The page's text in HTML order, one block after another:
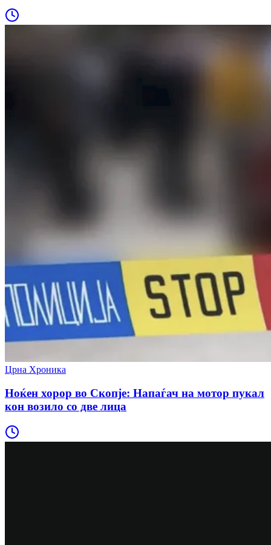
Црна Хроника
Ноќен хорор во Скопје: Напаѓач на мотор пукал
кон возило со две лица